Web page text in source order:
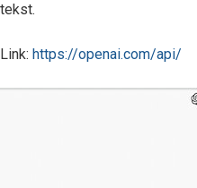
tekst.
Link: https://openai.com/api/